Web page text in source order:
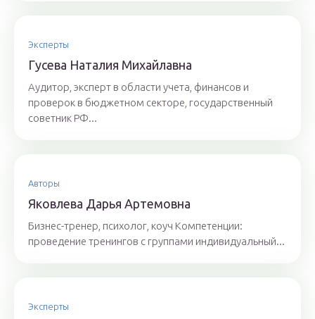
Эксперты
Гyсeвa Нaтaлия Михaйлaвнa
Аудитор, эксперт в области учета, финансов и
проверок в бюджетном секторе, государственный
советник РФ...
Авторы
Якoвлeвa Дapья Aртeмoвнa
Бизнес-тренер, психолог, коуч Компетенции:
проведение тренингов с группами индивидуальный...
Эксперты